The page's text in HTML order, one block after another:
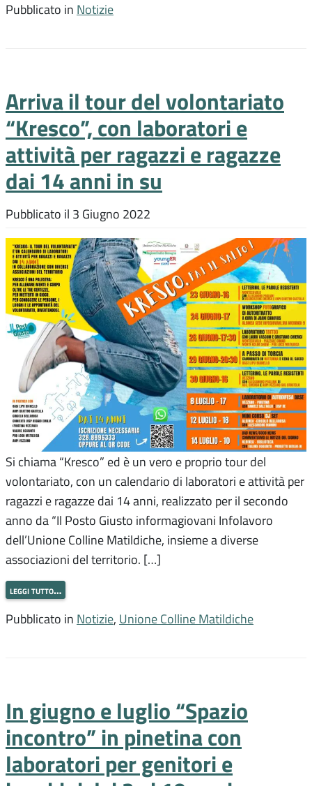
Pubblicato in Notizie
Arriva il tour del volontariato
“Kresco”, con laboratori e
attività per ragazzi e ragazze
dai 14 anni in su
Pubblicato il 3 Giugno 2022
Si chiama “Kresco” ed è un vero e proprio tour del
volontariato, con un calendario di laboratori e attività per
ragazzi e ragazze dai 14 anni, realizzato per il secondo
anno da “Il Posto Giusto informagiovani Infolavoro
dell’Unione Colline Matildiche, insieme a diverse
associazioni del territorio. […]
leggi tutto…
Pubblicato in Notizie, Unione Colline Matildiche
In giugno e luglio “Spazio
incontro” in pinetina con
laboratori per genitori e